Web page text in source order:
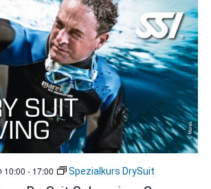
10:00 - 17:00 Spezialkurs DrySuit